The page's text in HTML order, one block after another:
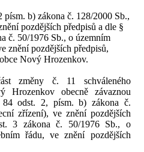
písm. b) zákona č. 128/2000 Sb.,
pozdějších předpisů a dle §
č. 50/1976 Sb., o územním
znění pozdějších předpisů,
Nový Hrozenkov.
změny č. 11 schváleného
Hrozenkov obecně závaznou
odst. 2, písm. b) zákona č.
zřízení), ve znění pozdějších
3 zákona č. 50/1976 Sb., o
řádu, ve znění pozdějších